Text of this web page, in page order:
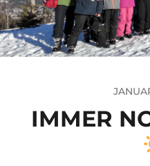
IMMER